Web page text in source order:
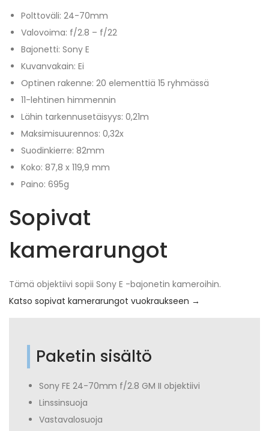
Polttoväli: 24-70mm
Valovoima: f/2.8 – f/22
Bajonetti: Sony E
Kuvanvakain: Ei
Optinen rakenne: 20 elementtiä 15 ryhmässä
11-lehtinen himmennin
Lähin tarkennusetäisyys: 0,21m
Maksimisuurennos: 0,32x
Suodinkierre: 82mm
Koko: 87,8 x 119,9 mm
Paino: 695g
Sopivat
kamerarungot
Tämä objektiivi sopii Sony E -bajonetin kameroihin.
Katso sopivat kamerarungot vuokraukseen →
Paketin sisältö
Sony FE 24-70mm f/2.8 GM II objektiivi
Linssinsuoja
Vastavalosuoja